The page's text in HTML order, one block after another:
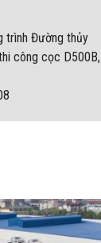
trình Đường thủy
công cọc